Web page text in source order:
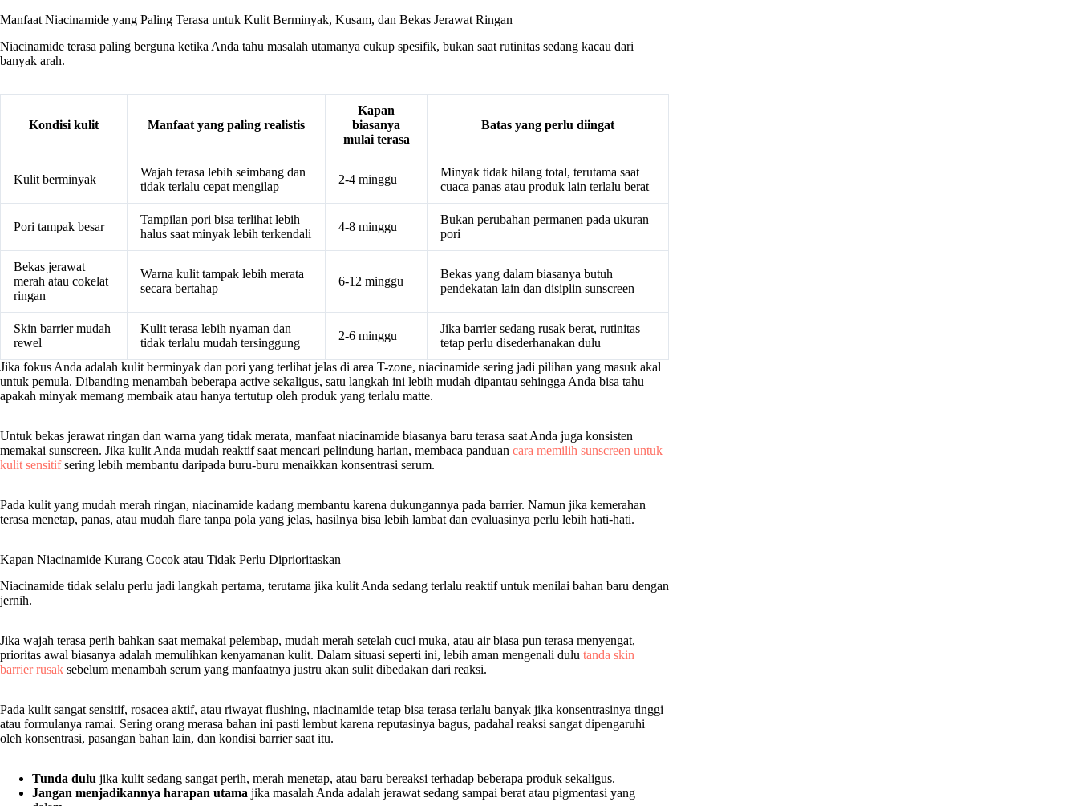
Manfaat Niacinamide yang Paling Terasa untuk Kulit Berminyak, Kusam, dan Bekas Jerawat Ringan
Niacinamide terasa paling berguna ketika Anda tahu masalah utamanya cukup spesifik, bukan saat rutinitas sedang kacau dari
banyak arah.
Kondisi kulit Manfaat yang paling realistis
Kapan
biasanya
mulai terasa
Batas yang perlu diingat
Kulit berminyak
Wajah terasa lebih seimbang dan
tidak terlalu cepat mengilap
2-4 minggu
Minyak tidak hilang total, terutama saat
cuaca panas atau produk lain terlalu berat
Pori tampak besar
Tampilan pori bisa terlihat lebih
halus saat minyak lebih terkendali
4-8 minggu
Bukan perubahan permanen pada ukuran
pori
Bekas jerawat
merah atau cokelat
ringan
Warna kulit tampak lebih merata
secara bertahap
6-12 minggu
Bekas yang dalam biasanya butuh
pendekatan lain dan disiplin sunscreen
Skin barrier mudah
rewel
Kulit terasa lebih nyaman dan
tidak terlalu mudah tersinggung
2-6 minggu
Jika barrier sedang rusak berat, rutinitas
tetap perlu disederhanakan dulu
Jika fokus Anda adalah kulit berminyak dan pori yang terlihat jelas di area T-zone, niacinamide sering jadi pilihan yang masuk akal
untuk pemula. Dibanding menambah beberapa active sekaligus, satu langkah ini lebih mudah dipantau sehingga Anda bisa tahu
apakah minyak memang membaik atau hanya tertutup oleh produk yang terlalu matte.
Untuk bekas jerawat ringan dan warna yang tidak merata, manfaat niacinamide biasanya baru terasa saat Anda juga konsisten
memakai sunscreen. Jika kulit Anda mudah reaktif saat mencari pelindung harian, membaca panduan cara memilih sunscreen untuk
kulit sensitifsering lebih membantu daripada buru-buru menaikkan konsentrasi serum.
Pada kulit yang mudah merah ringan, niacinamide kadang membantu karena dukungannya pada barrier. Namun jika kemerahan
terasa menetap, panas, atau mudah flare tanpa pola yang jelas, hasilnya bisa lebih lambat dan evaluasinya perlu lebih hati-hati.
Kapan Niacinamide Kurang Cocok atau Tidak Perlu Diprioritaskan
Niacinamide tidak selalu perlu jadi langkah pertama, terutama jika kulit Anda sedang terlalu reaktif untuk menilai bahan baru dengan
jernih.
Jika wajah terasa perih bahkan saat memakai pelembap, mudah merah setelah cuci muka, atau air biasa pun terasa menyengat,
prioritas awal biasanya adalah memulihkan kenyamanan kulit. Dalam situasi seperti ini, lebih aman mengenali dulu tanda skin
barrier rusak sebelum menambah serum yang manfaatnya justru akan sulit dibedakan dari reaksi.
Pada kulit sangat sensitif, rosacea aktif, atau riwayat flushing, niacinamide tetap bisa terasa terlalu banyak jika konsentrasinya tinggi
atau formulanya ramai. Sering orang merasa bahan ini pasti lembut karena reputasinya bagus, padahal reaksi sangat dipengaruhi
oleh konsentrasi, pasangan bahan lain, dan kondisi barrier saat itu.
Tunda dulu jika kulit sedang sangat perih, merah menetap, atau baru bereaksi terhadap beberapa produk sekaligus.
Jangan menjadikannya harapan utama jika masalah Anda adalah jerawat sedang sampai berat atau pigmentasi yang